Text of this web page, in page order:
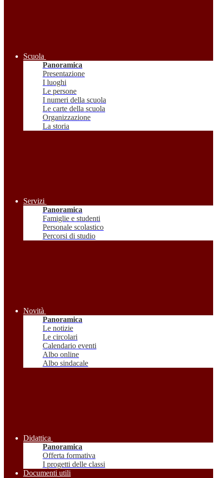
Scuola
Panoramica
Presentazione
I luoghi
Le persone
I numeri della scuola
Le carte della scuola
Organizzazione
La storia
Servizi
Panoramica
Famiglie e studenti
Personale scolastico
Percorsi di studio
Novità
Panoramica
Le notizie
Le circolari
Calendario eventi
Albo online
Albo sindacale
Didattica
Panoramica
Offerta formativa
I progetti delle classi
Documenti utili